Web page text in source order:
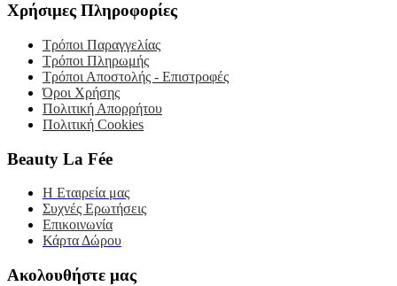
Χρήσιμες Πληροφορίες
Τρόποι Παραγγελίας
Τρόποι Πληρωμής
Τρόποι Αποστολής - Επιστροφές
Όροι Χρήσης
Πολιτική Απορρήτου
Πολιτική Cookies
Beauty La Fée
Η Εταιρεία μας
Συχνές Ερωτήσεις
Επικοινωνία
Κάρτα Δώρου
Ακολουθήστε μας